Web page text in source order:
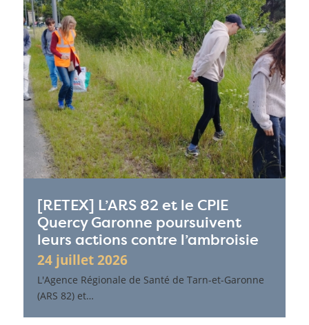
[RETEX] L’ARS 82 et le CPIE
Quercy Garonne poursuivent
leurs actions contre l’ambroisie
24 juillet 2026
L'Agence Régionale de Santé de Tarn-et-Garonne
(ARS 82) et…